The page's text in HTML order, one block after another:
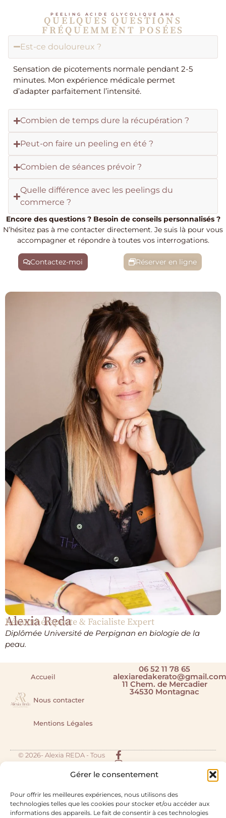
Gérer le consentement
Pour offrir les meilleures expériences, nous utilisons des
technologies telles que les cookies pour stocker et/ou accéder aux
informations des appareils. Le fait de consentir à ces technologies
PEELING ACIDE GLYCOLIQUE AHA
QUELQUES QUESTIONS
FRÉQUEMMENT POSÉES
Est-ce douloureux ?
Sensation de picotements normale pendant 2-5
minutes. Mon expérience médicale permet
d’adapter parfaitement l’intensité.
Combien de temps dure la récupération ?
Peut-on faire un peeling en été ?
Combien de séances prévoir ?
Quelle différence avec les peelings du
commerce ?
Encore des questions ? Besoin de conseils personnalisés ?
N’hésitez pas à me contacter directement. Je suis là pour vous
accompagner et répondre à toutes vos interrogations.
Contactez-moi Réserver en ligne
Alexia Reda
Kératothérapeute & Facialiste Expert
Diplômée Université de Perpignan en biologie de la
peau.
Accueil
Nous contacter
Mentions Légales
06 52 11 78 65
alexiaredakerato@gmail.com
11 Chem. de Mercadier
34530 Montagnac
© 2026- Alexia REDA - Tous
Site réalisé avec ♥️ par